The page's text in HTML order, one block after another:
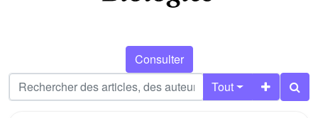
Consulter
Tout